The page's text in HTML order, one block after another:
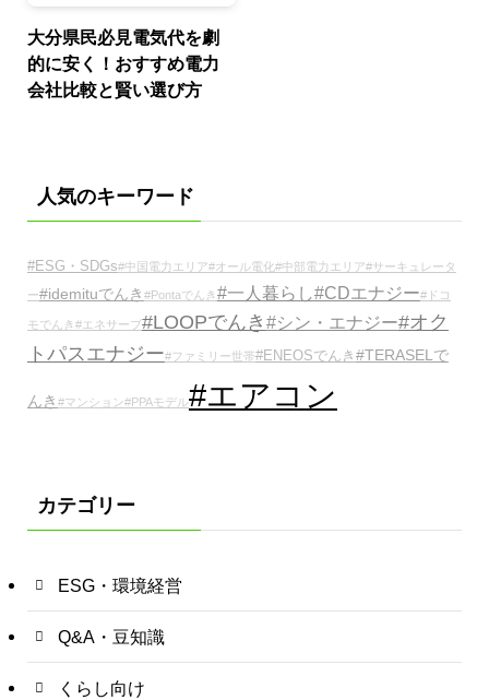
大分県民必見電気代を劇
的に安く！おすすめ電力
会社比較と賢い選び方
人気のキーワード
#ESG・SDGs#中国電力エリア#オール電化#中部電力エリア#サーキュレータ
ー#idemituでんき #Pontaでんき #一人暮らし#CDエナジー#ドコ
モでんき #エネサーブ#LOOPでんき #シン・エナジー#オク
トパスエナジー#ファミリー世帯#ENEOSでんき #TERASELで
んき #マンション#PPAモデル#エアコン
カテゴリー
ESG・環境経営
Q&A・豆知識
くらし向け